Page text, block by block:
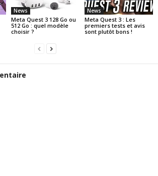
News
Meta Quest 3 128 Go ou
512 Go : quel modèle
choisir ?
News
Meta Quest 3 : Les
premiers tests et avis
sont plutôt bons !